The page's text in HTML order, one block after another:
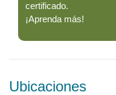
certificado.
¡Aprenda más!
Ubicaciones